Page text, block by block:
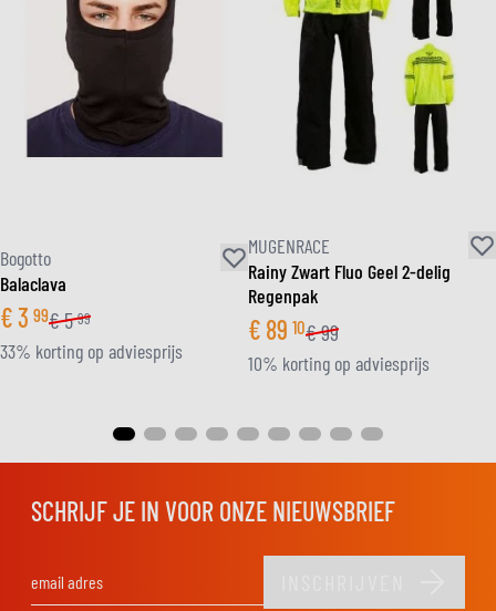
Bogotto
Balaclava
€3 99€5 99
33% korting op adviesprijs
MUGENRACE
Rainy Zwart Fluo Geel 2-delig
Regenpak
€ 89 10€99
10% korting op adviesprijs
SCHRIJF JE IN VOOR ONZE NIEUWSBRIEF